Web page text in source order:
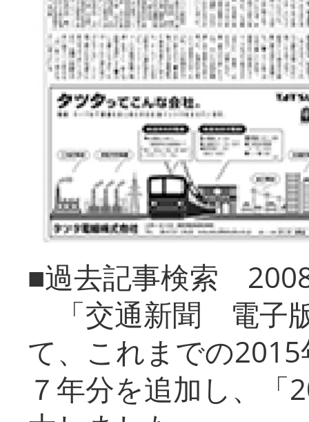
■過去記事検索
「交通新聞 電子
て、これまでの
７年分を追加し、「